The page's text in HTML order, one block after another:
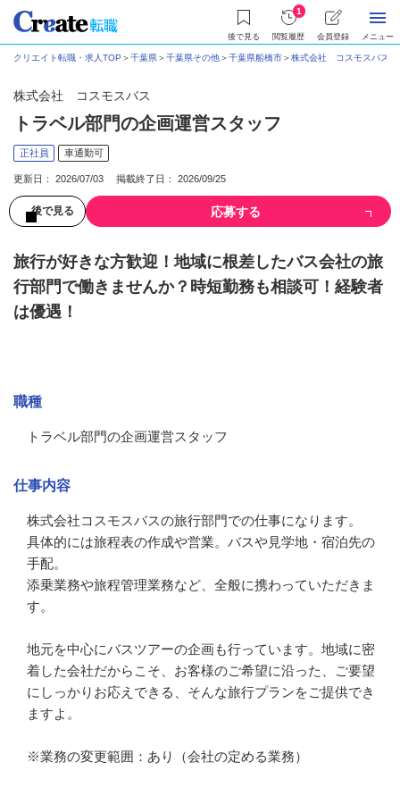
後で見る
1
閲覧履歴 会員登録 メニュー
クリエイト転職・求人TOP ＞千葉県＞千葉県その他＞千葉県船橋市＞株式会社 コスモスバス
株式会社 コスモスバス
トラベル部門の企画運営スタッフ
正社員 車通勤可
更新日： 2026/07/03 掲載終了日： 2026/09/25
後で見る 応募する
旅行が好きな方歓迎！地域に根差したバス会社の旅
行部門で働きませんか？時短勤務も相談可！経験者
は優遇！
職種
トラベル部門の企画運営スタッフ
仕事内容
株式会社コスモスバスの旅行部門での仕事になります。
具体的には旅程表の作成や営業。バスや見学地・宿泊先の
手配。
添乗業務や旅程管理業務など、全般に携わっていただきま
す。
地元を中心にバスツアーの企画も行っています。地域に密
着した会社だからこそ、お客様のご希望に沿った、ご要望
にしっかりお応えできる、そんな旅行プランをご提供でき
ますよ。
※業務の変更範囲：あり（会社の定める業務）